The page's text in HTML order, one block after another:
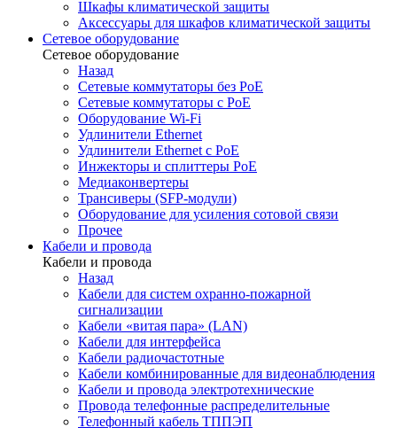
Шкафы климатической защиты
Аксессуары для шкафов климатической защиты
Сетевое оборудование
Сетевое оборудование
Назад
Сетевые коммутаторы без PoE
Сетевые коммутаторы с PoE
Оборудование Wi-Fi
Удлинители Ethernet
Удлинители Ethernet с PoE
Инжекторы и сплиттеры PoE
Медиаконвертеры
Трансиверы (SFP-модули)
Оборудование для усиления сотовой связи
Прочее
Кабели и провода
Кабели и провода
Назад
Кабели для систем охранно-пожарной
сигнализации
Кабели «витая пара» (LAN)
Кабели для интерфейса
Кабели радиочастотные
Кабели комбинированные для видеонаблюдения
Кабели и провода электротехнические
Провода телефонные распределительные
Телефонный кабель ТППЭП